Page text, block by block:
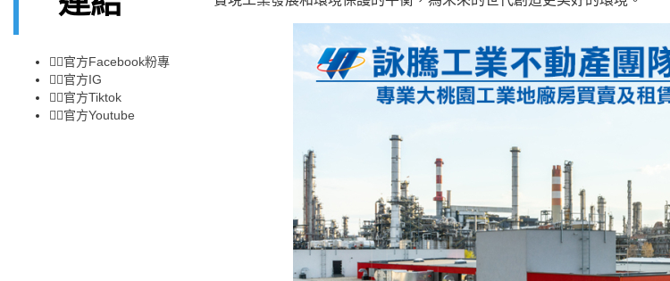
👉🏻官方Facebook粉專
👉🏻官方IG
👉🏻官方Tiktok
👉🏻官方Youtube